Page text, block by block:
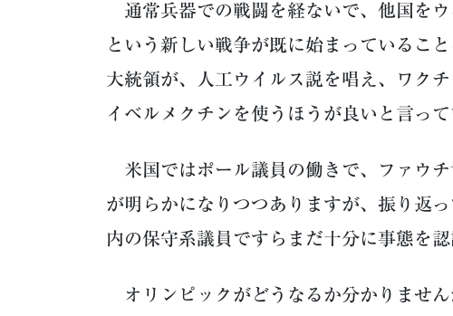
通常兵器での戦闘を経ないで、他国を
という新しい戦争が既に始まっているこ
大統領が、人工ウイルス説を唱え、ワク
イベルメクチンを使うほうが良いと言っ
米国ではポール議員の働きで、ファウ
が明らかになりつつありますが、振り返
内の保守系議員ですらまだ十分に事態を
オリンピックがどうなるか分かりませ